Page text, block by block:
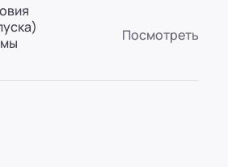
Посмотреть